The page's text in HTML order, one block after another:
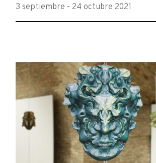
3 septiembre - 24 octubre 2021